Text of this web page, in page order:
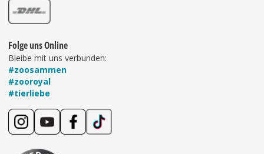
Folge uns Online
Bleibe mit uns verbunden:
#zoosammen
#zooroyal
#tierliebe